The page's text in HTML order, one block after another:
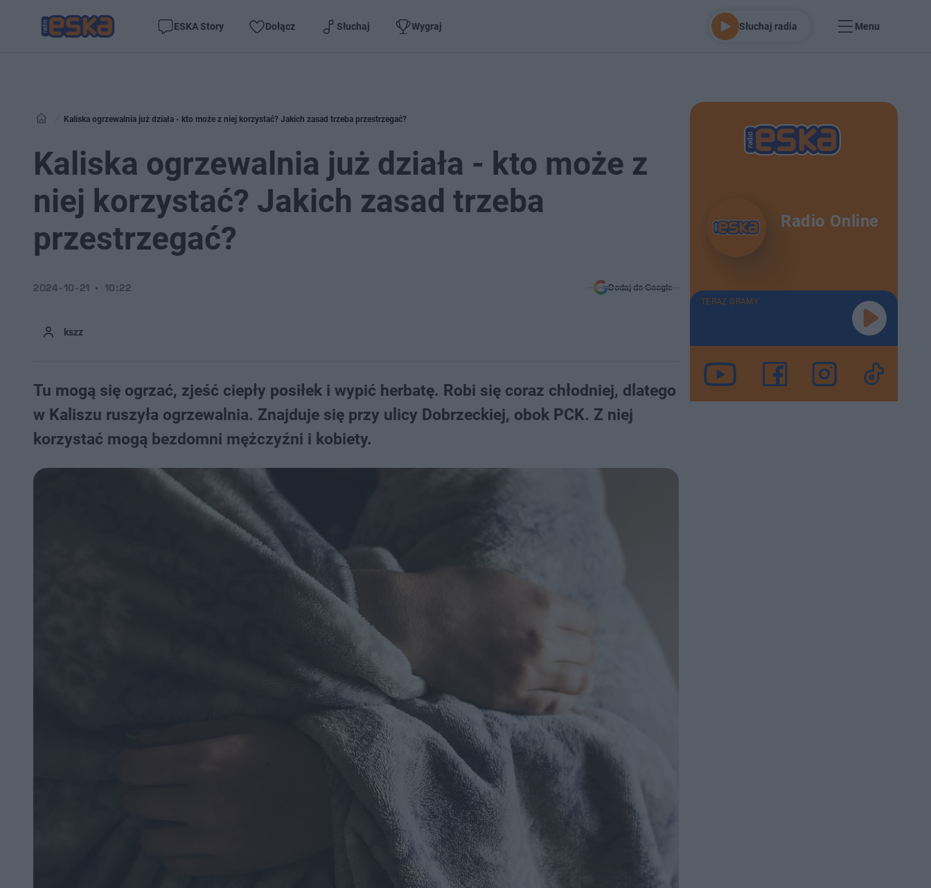
ESKA Story Dołącz Słuchaj Wygraj Słuchaj radia Menu
Kaliska ogrzewalnia już działa - kto może z niej korzystać? Jakich zasad trzeba przestrzegać?
Kaliska ogrzewalnia już działa - kto może z
niej korzystać? Jakich zasad trzeba
przestrzegać?
kszz
2024-10-21 10:22 Dodaj do Google
Tu mogą się ogrzać, zjeść ciepły posiłek i wypić herbatę. Robi się coraz chłodniej, dlatego
w Kaliszu ruszyła ogrzewalnia. Znajduje się przy ulicy Dobrzeckiej, obok PCK. Z niej
korzystać mogą bezdomni mężczyźni i kobiety.
Radio Online
TERAZ GRAMY